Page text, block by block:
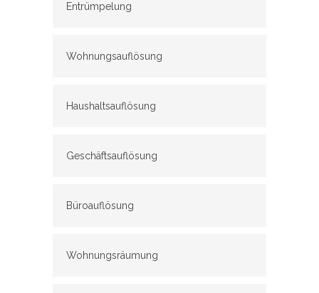
Entrümpelung
Wohnungsauflösung
Haushaltsauflösung
Geschäftsauflösung
Büroauflösung
Wohnungsräumung